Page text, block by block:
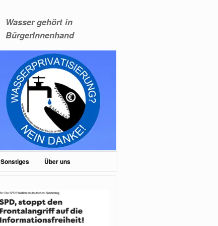
Wasser gehört in
BürgerInnenhand
Sonstiges Über uns